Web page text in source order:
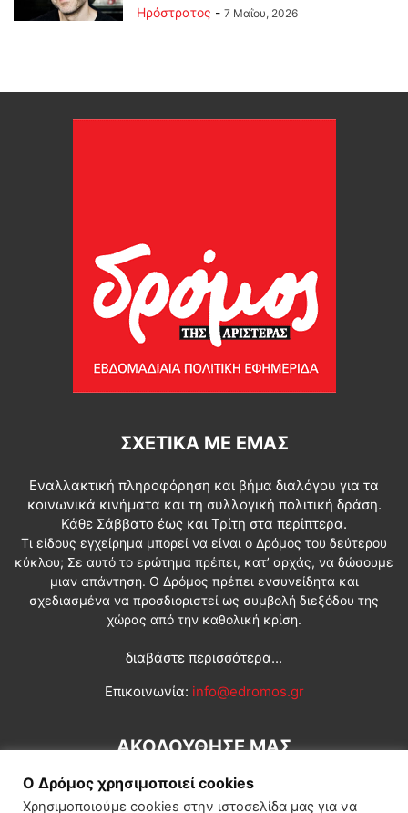
Ηρόστρατος - 7 Μαΐου, 2026
ΣΧΕΤΙΚΆ ΜΕ ΕΜΆΣ
Εναλλακτική πληροφόρηση και βήμα διαλόγου για τα
κοινωνικά κινήματα και τη συλλογική πολιτική δράση.
Κάθε Σάββατο έως και Τρίτη στα περίπτερα.
Τι είδους εγχείρημα μπορεί να είναι ο Δρόμος του δεύτερου
κύκλου; Σε αυτό το ερώτημα πρέπει, κατ’ αρχάς, να δώσουμε
μιαν απάντηση. Ο Δρόμος πρέπει ενσυνείδητα και
σχεδιασμένα να προσδιοριστεί ως συμβολή διεξόδου της
χώρας από την καθολική κρίση.
διαβάστε περισσότερα...
Επικοινωνία: info@edromos.gr
ΑΚΟΛΟΥΘΗΣΕ ΜΑΣ
Ο Δρόμος χρησιμοποιεί cookies
Χρησιμοποιούμε cookies στην ιστοσελίδα μας για να